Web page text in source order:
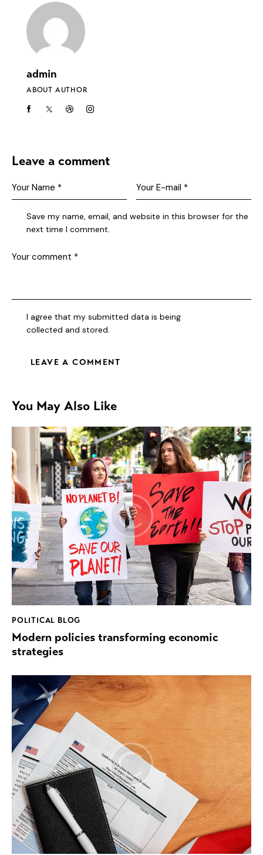
admin
ABOUT AUTHOR
Leave a comment
Save my name, email, and website in this browser for the
next time I comment.
I agree that my submitted data is being
collected and stored.
You May Also Like
POLITICAL BLOG
Modern policies transforming economic
strategies